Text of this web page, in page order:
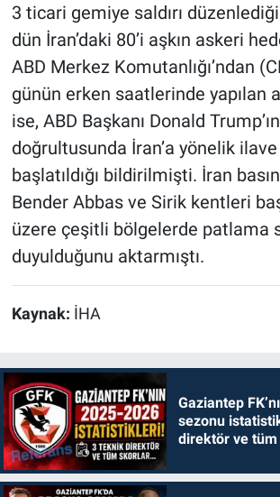
3 ticari gemiye saldırı
dün İran’daki 80’i aşkın askeri
ABD Merkez Komutanlığı’ndan
günün erken saatlerinde yapılan
ise, ABD Başkanı Donald
doğrultusunda İran’a yönelik ilave
başlatıldığı bildirilmişti. İran
Bender Abbas ve Sirik kentleri
üzere çeşitli bölgelerde patlama
duyulduğunu aktarmıştı.
Kaynak: İHA
Gaziantep
sezonu
direktör ve